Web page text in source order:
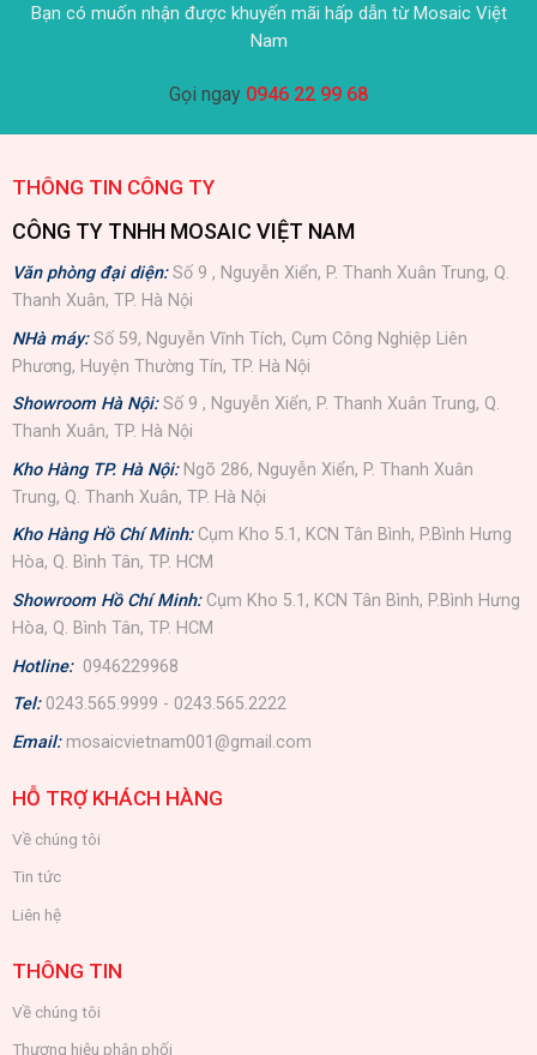
Bạn có muốn nhận được khuyến mãi hấp dẫn từ Mosaic Việt
Nam
Gọi ngay 0946 22 99 68
THÔNG TIN CÔNG TY
CÔNG TY TNHH MOSAIC VIỆT NAM
Văn phòng đại diện:Số 9 , Nguyễn Xiển, P. Thanh Xuân Trung, Q.
Thanh Xuân, TP. Hà Nội
NHà máy: Số 59, Nguyễn Vĩnh Tích, Cụm Công Nghiệp Liên
Phương, Huyện Thường Tín, TP. Hà Nội
Showroom Hà Nội: Số 9 , Nguyễn Xiển, P. Thanh Xuân Trung, Q.
Thanh Xuân, TP. Hà Nội
Kho Hàng TP. Hà Nội: Ngõ 286, Nguyễn Xiển, P. Thanh Xuân
Trung, Q. Thanh Xuân, TP. Hà Nội
Kho Hàng Hồ Chí Minh: Cụm Kho 5.1, KCN Tân Bình, P.Bình Hưng
Hòa, Q. Bình Tân, TP. HCM
Showroom Hồ Chí Minh: Cụm Kho 5.1, KCN Tân Bình, P.Bình Hưng
Hòa, Q. Bình Tân, TP. HCM
Hotline: 0946229968
Tel: 0243.565.9999 - 0243.565.2222
Email: mosaicvietnam001@gmail.com
HỖ TRỢ KHÁCH HÀNG
Về chúng tôi
Tin tức
Liên hệ
THÔNG TIN
Về chúng tôi
Thương hiệu phân phối